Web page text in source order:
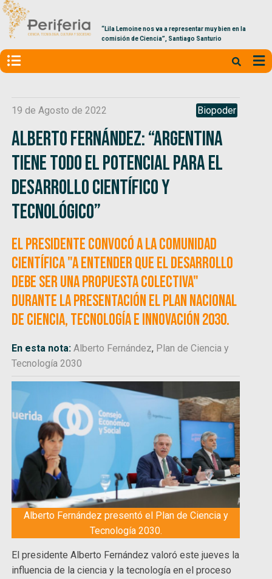
“Lila Lemoine nos va a representar muy bien en la
comisión de Ciencia”, Santiago Santurio
19 de Agosto de 2022 Biopoder
Alberto Fernández: “Argentina
tiene todo el potencial para el
desarrollo científico y
tecnológico”
El Presidente convocó a la comunidad
científica "a entender que el desarrollo
debe ser una propuesta colectiva"
durante la presentación el Plan Nacional
de Ciencia, Tecnología e Innovación 2030.
En esta nota:Alberto Fernández, Plan de Ciencia y
Tecnología 2030
Alberto Fernández presentó el Plan de Ciencia y
Tecnología 2030.
El presidente Alberto Fernández valoró este jueves la
influencia de la ciencia y la tecnología en el proceso